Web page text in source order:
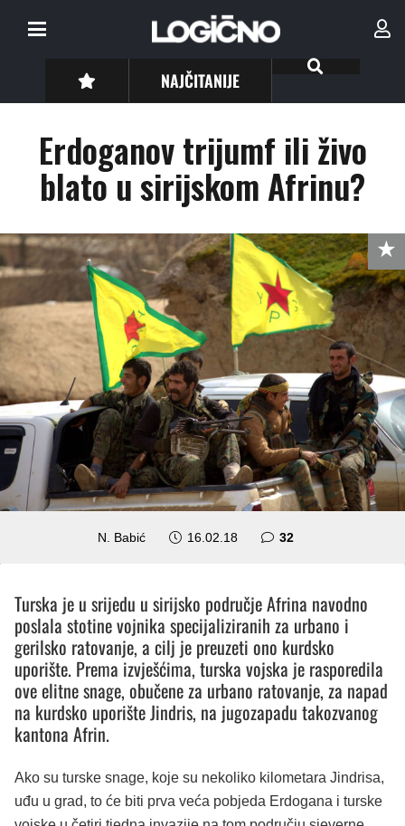
NAJČITANIJE
Erdoganov trijumf ili živo
blato u sirijskom Afrinu?
N. Babić 16.02.18 32komentara
Turska je u srijedu u sirijsko područje Afrina navodno
poslala stotine vojnika specijaliziranih za urbano i
gerilsko ratovanje, a cilj je preuzeti ono kurdsko
uporište. Prema izvješćima, turska vojska je rasporedila
ove elitne snage, obučene za urbano ratovanje, za napad
na kurdsko uporište Jindris, na jugozapadu takozvanog
kantona Afrin.
Ako su turske snage, koje su nekoliko kilometara Jindrisa,
uđu u grad, to će biti prva veća pobjeda Erdogana i turske